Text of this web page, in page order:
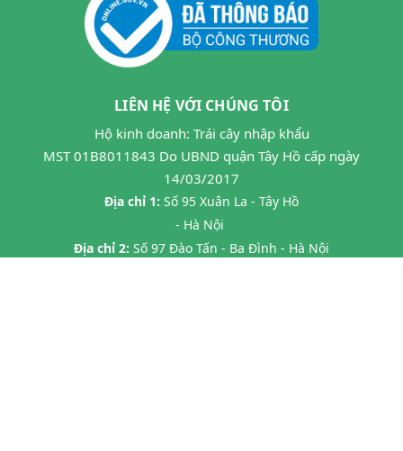
LIÊN HỆ VỚI CHÚNG TÔI
Hộ kinh doanh: Trái cây nhập khẩu
MST 01B8011843 Do UBND quận Tây Hồ cấp ngày
14/03/2017
Địa chỉ 1: Số 95 Xuân La - Tây Hồ
- Hà Nội
Địa chỉ 2: Số 97 Đào Tấn - Ba Đình - Hà Nội